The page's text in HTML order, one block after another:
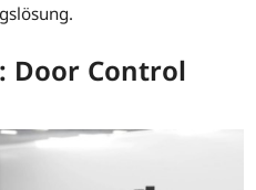
Door Control